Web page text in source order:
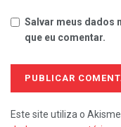
Salvar meus dados
que eu comentar.
Este site utiliza o